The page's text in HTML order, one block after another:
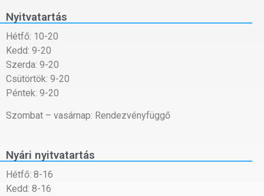
Nyitvatartás
Hétfő: 10-20
Kedd: 9-20
Szerda: 9-20
Csütörtök: 9-20
Péntek: 9-20
Szombat – vasárnap: Rendezvényfüggő
Nyári nyitvatartás
Hétfő: 8-16
Kedd: 8-16